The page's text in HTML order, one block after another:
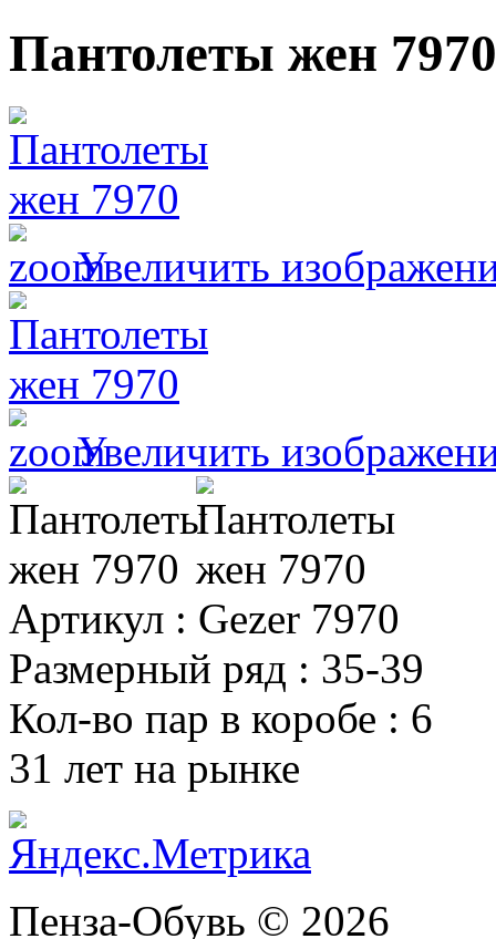
Пантолеты жен 7970
Увеличить
Увеличить
Артикул : Gezer 7970
Размерный ряд : 35-39
Кол-во пар в коробе : 6
31 лет на рынке
Пенза-Обувь © 2026